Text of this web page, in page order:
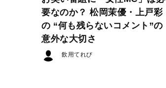
要なのか？ 松岡茉優・上戸彩
の “何も残らないコメント”の
意外な大切さ
飲用てれび